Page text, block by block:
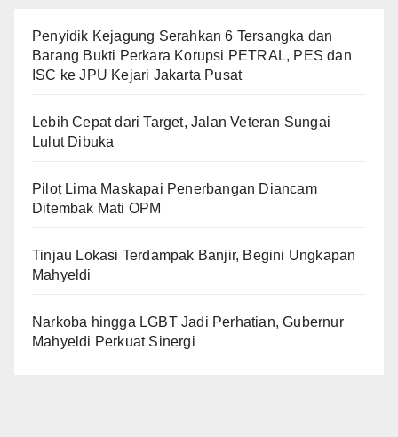
Penyidik Kejagung Serahkan 6 Tersangka dan
Barang Bukti Perkara Korupsi PETRAL, PES dan
ISC ke JPU Kejari Jakarta Pusat
Lebih Cepat dari Target, Jalan Veteran Sungai
Lulut Dibuka
Pilot Lima Maskapai Penerbangan Diancam
Ditembak Mati OPM
Tinjau Lokasi Terdampak Banjir, Begini Ungkapan
Mahyeldi
Narkoba hingga LGBT Jadi Perhatian, Gubernur
Mahyeldi Perkuat Sinergi